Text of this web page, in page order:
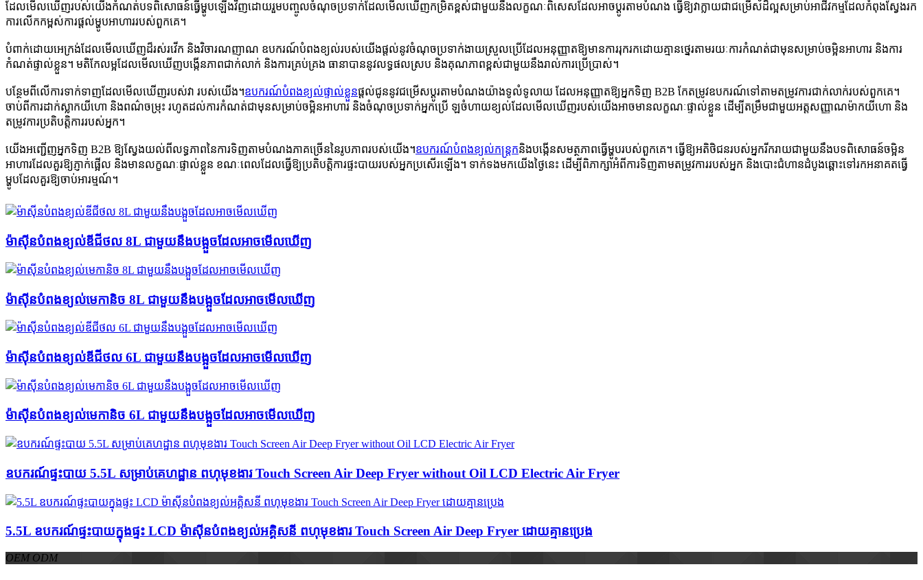
ដែលមើលឃើញរបស់យើងកំណត់បទពិសោធន៍ធ្វើម្ហូបឡើងវិញដោយរួមបញ្ចូលចំណុចប្រទាក់ដែលមើលឃើញកម្រិតខ្ពស់ជាមួយនឹងលក្ខណៈពិសេសដែលអាចប្ដូរតាមបំណង ធ្វើឱ្យវាក្លាយជាជម្រើសដ៏ល្អសម្រាប់អាជីវកម្មដែលកំពុងស្វែងរក
ការលើកកម្ពស់ការផ្តល់ម្ហូបអាហាររបស់ពួកគេ។
បំពាក់ដោយអេក្រង់ដែលមើលឃើញដ៏រស់រវើក និងវិចារណញាណ ឧបករណ៍បំពងខ្យល់របស់យើងផ្តល់នូវចំណុចប្រទាក់ងាយស្រួលប្រើដែលអនុញ្ញាតឱ្យមានការរុករកដោយគ្មានថ្នេរតាមរយៈការកំណត់ជាមុនសម្រាប់ចម្អិនអាហារ និងការ
កំណត់ផ្ទាល់ខ្លួន។ មតិកែលម្អដែលមើលឃើញបង្កើនភាពជាក់លាក់ និងការគ្រប់គ្រង ធានាបាននូវលទ្ធផលស្រប និងគុណភាពខ្ពស់ជាមួយនឹងរាល់ការប្រើប្រាស់។
បន្ថែមពីលើការទាក់ទាញដែលមើលឃើញរបស់វា របស់យើង។ឧបករណ៍បំពងខ្យល់ផ្ទាល់ខ្លួនផ្តល់ជូននូវជម្រើសប្ដូរតាមបំណងយ៉ាងទូលំទូលាយ ដែលអនុញ្ញាតឱ្យអ្នកទិញ B2B កែតម្រូវឧបករណ៍ទៅតាមតម្រូវការជាក់លាក់របស់ពួកគេ។
ចាប់ពីការដាក់ស្លាកយីហោ និងពណ៌ចម្រុះ រហូតដល់ការកំណត់ជាមុនសម្រាប់ចម្អិនអាហារ និងចំណុចប្រទាក់អ្នកប្រើ ឡចំហាយខ្យល់ដែលមើលឃើញរបស់យើងអាចមានលក្ខណៈផ្ទាល់ខ្លួន ដើម្បីតម្រឹមជាមួយអត្តសញ្ញាណម៉ាកយីហោ និង
តម្រូវការប្រតិបត្តិការរបស់អ្នក។
យើងអញ្ជើញអ្នកទិញ B2B ឱ្យស្វែងយល់ពីលទ្ធភាពនៃការទិញតាមបំណងភាគច្រើននៃរូបភាពរបស់យើង។ឧបករណ៍បំពងខ្យល់កន្ត្រកនិងបង្កើនសមត្ថភាពធ្វើម្ហូបរបស់ពួកគេ។ ធ្វើឱ្យអតិថិជនរបស់អ្នករីករាយជាមួយនឹងបទពិសោធន៍ចម្អិន
អាហារដែលគួរឱ្យភ្ញាក់ផ្អើល និងមានលក្ខណៈផ្ទាល់ខ្លួន ខណៈពេលដែលធ្វើឱ្យប្រតិបត្តិការផ្ទះបាយរបស់អ្នកប្រសើរឡើង។ ទាក់ទងមកយើងថ្ងៃនេះ ដើម្បីពិភាក្សាអំពីការទិញតាមតម្រូវការរបស់អ្នក និងបោះជំហានដំបូងឆ្ពោះទៅរកអនាគតធ្វើ
ម្ហូបដែលគួរឱ្យចាប់អារម្មណ៍។
ម៉ាស៊ីនបំពងខ្យល់ឌីជីថល 8L ជាមួយនឹងបង្អួចដែលអាចមើលឃើញ
ម៉ាស៊ីនបំពងខ្យល់មេកានិច 8L ជាមួយនឹងបង្អួចដែលអាចមើលឃើញ
ម៉ាស៊ីនបំពងខ្យល់ឌីជីថល 6L ជាមួយនឹងបង្អួចដែលអាចមើលឃើញ
ម៉ាស៊ីនបំពងខ្យល់មេកានិច 6L ជាមួយនឹងបង្អួចដែលអាចមើលឃើញ
ឧបករណ៍ផ្ទះបាយ 5.5L សម្រាប់គេហដ្ឋាន ពហុមុខងារ Touch Screen Air Deep Fryer without Oil LCD Electric Air Fryer
5.5L ឧបករណ៍ផ្ទះបាយក្នុងផ្ទះ LCD ម៉ាស៊ីនបំពងខ្យល់អគ្គិសនី ពហុមុខងារ Touch Screen Air Deep Fryer ដោយគ្មានប្រេង
OEM ODM